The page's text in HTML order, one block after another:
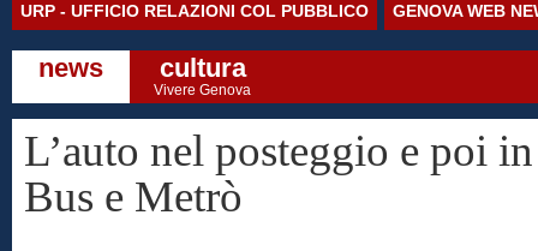
URP - UFFICIO RELAZIONI COL PUBBLICO GENOVA WEB
news cultura
Vivere Genova
L’auto nel posteggio e poi
Bus e Metrò